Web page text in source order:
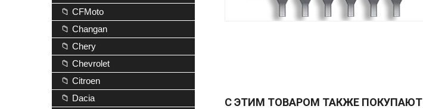
С ЭТИМ ТОВАРОМ ТАКЖЕ ПОКУПАЮТ
📁 CFMoto
📁 Changan
📁 Chery
📁 Chevrolet
📁 Citroen
📁 Dacia